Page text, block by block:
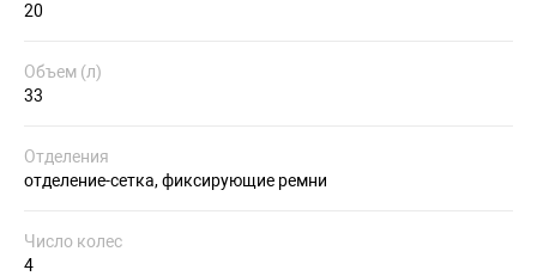
20
Объем (л)
33
Отделения
отделение-сетка, фиксирующие ремни
Число колес
4